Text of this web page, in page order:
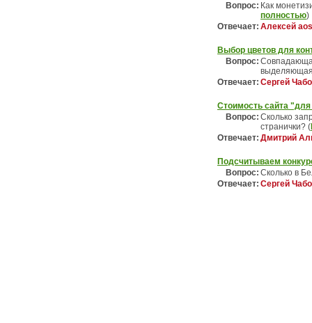
Вопрос: Как
полностью)
Отвечает: Алексей
Выбор цветов для
Вопрос:
Отвечает: Сергей
Стоимость сайта
Вопрос: Сколько
странички? (
Отвечает: Дмитрий
Подсчитываем
Вопрос: Сколько в
Отвечает: Сергей